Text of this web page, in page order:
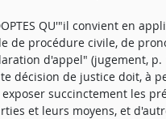
QU'"il convient en
de procédure civile, de
d'appel" (jugement, p.
décision de justice doit, à
succinctement les
et leurs moyens, et